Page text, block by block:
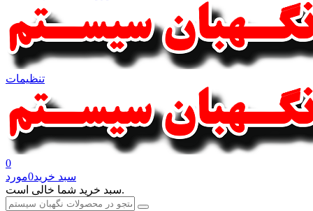
تنظیمات
0
سبد خرید0مورد
سبد خرید شما خالی است.